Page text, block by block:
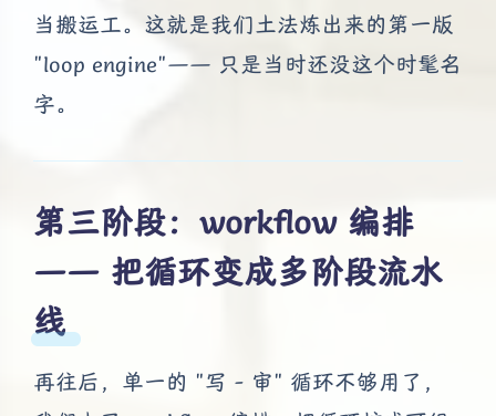
当搬运工。这就是我们土法炼出来的第一版
"loop engine"—— 只是当时还没这个时髦名
字。
第三阶段：workflow 编排
—— 把循环变成多阶段流水
线
再往后，单一的 "写 - 审" 循环不够用了，